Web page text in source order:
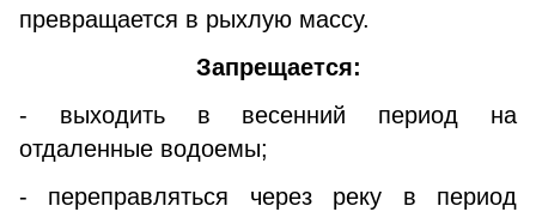
превращается в рыхлую массу.
Запрещается:
- выходить в весенний период на
отдаленные водоемы;
- переправляться через реку в период